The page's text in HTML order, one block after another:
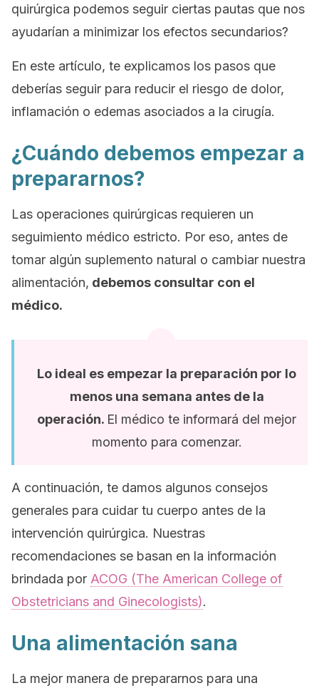
quirúrgica podemos seguir ciertas pautas que nos
ayudarían a minimizar los efectos secundarios?
En este artículo, te explicamos los pasos que
deberías seguir para reducir el riesgo de dolor,
inflamación o edemas asociados a la cirugía.
¿Cuándo debemos empezar a
prepararnos?
Las operaciones quirúrgicas requieren un
seguimiento médico estricto. Por eso, antes de
tomar algún suplemento natural o cambiar nuestra
alimentación, debemos consultar con el
médico.
Lo ideal es empezar la preparación por lo
menos una semana antes de la
operación. El médico te informará del mejor
momento para comenzar.
A continuación, te damos algunos consejos
generales para cuidar tu cuerpo antes de la
intervención quirúrgica. Nuestras
recomendaciones se basan en la información
brindada por ACOG (The American College of
Obstetricians and Ginecologists).
Una alimentación sana
La mejor manera de prepararnos para una